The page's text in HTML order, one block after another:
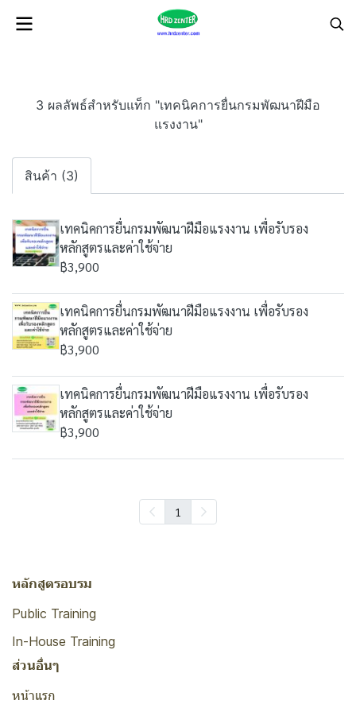
3 ผลลัพธ์สำหรับแท็ก "เทคนิคการยื่นกรมพัฒนาฝีมือ
แรงงาน"
สินค้า (3)
เทคนิคการยื่นกรมพัฒนาฝีมือแรงงาน เพื่อรับรอง
หลักสูตรและค่าใช้จ่าย
฿3,900
เทคนิคการยื่นกรมพัฒนาฝีมือแรงงาน เพื่อรับรอง
หลักสูตรและค่าใช้จ่าย
฿3,900
เทคนิคการยื่นกรมพัฒนาฝีมือแรงงาน เพื่อรับรอง
หลักสูตรและค่าใช้จ่าย
฿3,900
1
หลักสูตรอบรม
Public Training
In-House Training
ส่วนอื่นๆ
หน้าแรก